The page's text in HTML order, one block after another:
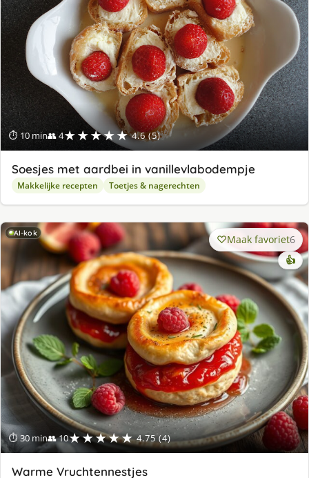
⏱ 10 min👥 4★★★★★ 4.6 (5)
Soesjes met aardbei in vanillevlabodempje
Makkelijke recepten Toetjes & nagerechten
AI-kok
⏱ 30 min👥 10★★★★★ 4.75 (4)
Maak favoriet6
👍
Warme Vruchtennestjes